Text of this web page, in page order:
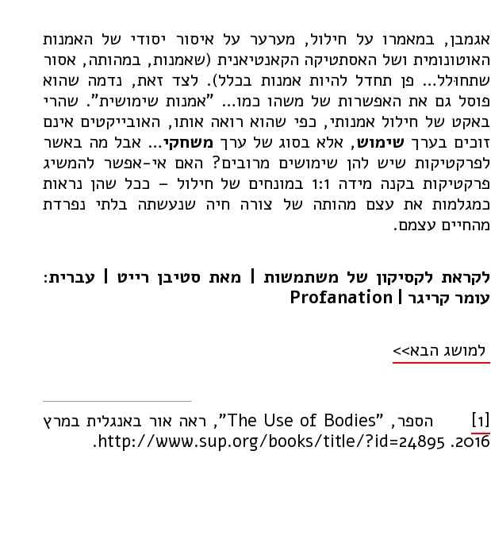
אגמבן, במאמרו על חילול, מערער על איסור יסודי של האמנות
האוטונומית ושל האסתטיקה הקאנטיאנית (שאמנות, במהותה, אסור
שתחוּלל… פן תחדל להיות אמנות בכלל). לצד זאת, נדמה שהוא
פוסל גם את האפשרות של משהו כמו… "אמנות שימושית". שהרי
באקט של חילול אמנותי, כפי שהוא רואה אותו, האובייקטים אינם
זוכים בערך שימוש, אלא בסוג של ערך משחקי… אבל מה באשר
לפרקטיקות שיש להן שימושים מרובים? האם אי-אפשר להמשיג
פרקטיקות בקנה מידה 1:1 במונחים של חילול – ככל שהן נראות
כמגלמות את עצם מהותה של צורה חיה שנעשתה בלתי נפרדת
מהחיים עצמם.
לקראת לקסיקון של משתמשות | מאת סטיבן רייט | עברית:
עומר קריגר | Profanation
למושג הבא>>
[1]
הספר, "The Use of Bodies", ראה אור באנגלית במרץ
2016. http://www.sup.org/books/title/?id=24895.